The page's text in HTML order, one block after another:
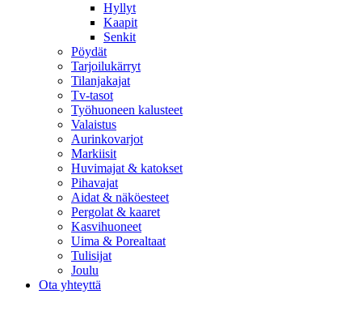
Hyllyt
Kaapit
Senkit
Pöydät
Tarjoilukärryt
Tilanjakajat
Tv-tasot
Työhuoneen kalusteet
Valaistus
Aurinkovarjot
Markiisit
Huvimajat & katokset
Pihavajat
Aidat & näköesteet
Pergolat & kaaret
Kasvihuoneet
Uima & Porealtaat
Tulisijat
Joulu
Ota yhteyttä